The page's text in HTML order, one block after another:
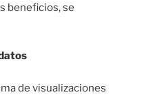
beneficios, se
de visualizaciones